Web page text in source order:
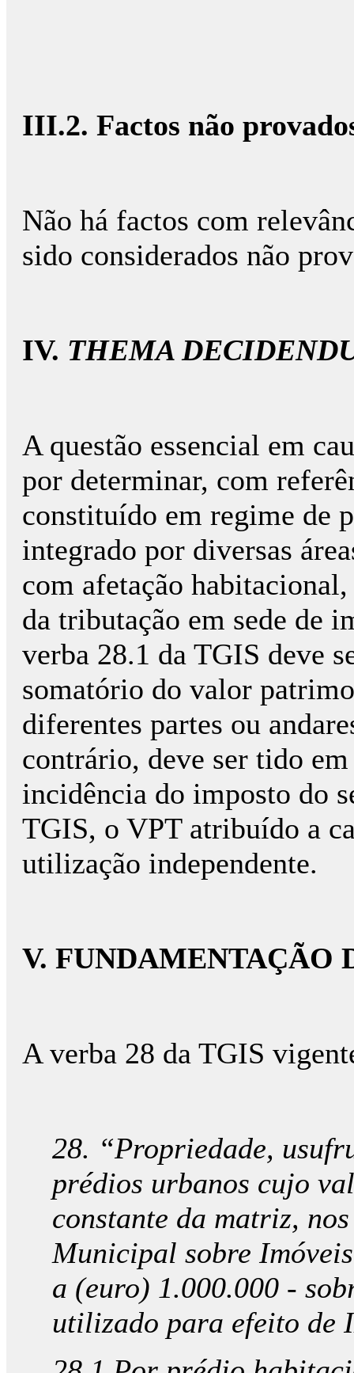
III.2. Factos não
Não há factos com
sido considerados não
IV. THEMA
A questão essencial em
por determinar, com
constituído em regime de
integrado por diversas
com afetação
da tributação em sede de
verba 28.1 da TGIS deve
somatório do valor
diferentes partes ou
contrário, deve ser tido
incidência do imposto do
TGIS, o VPT atribuído a
utilização independente.
V. FUNDAMENTAÇÃO
A verba 28 da TGIS
28. “Propriedade,
prédios urbanos cujo
constante da matriz,
Municipal sobre
a (euro) 1.000.000 -
utilizado para efeito de